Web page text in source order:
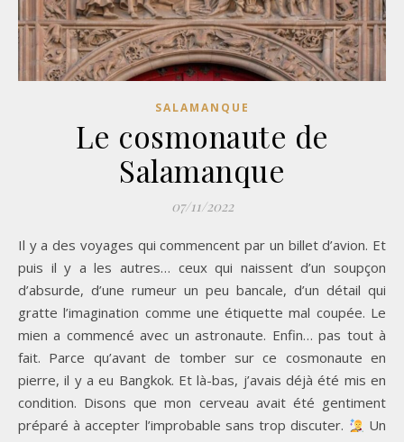
SALAMANQUE
Le cosmonaute de
Salamanque
07/11/2022
Il y a des voyages qui commencent par un billet d’avion. Et
puis il y a les autres… ceux qui naissent d’un soupçon
d’absurde, d’une rumeur un peu bancale, d’un détail qui
gratte l’imagination comme une étiquette mal coupée. Le
mien a commencé avec un astronaute. Enfin… pas tout à
fait. Parce qu’avant de tomber sur ce cosmonaute en
pierre, il y a eu Bangkok. Et là-bas, j’avais déjà été mis en
condition. Disons que mon cerveau avait été gentiment
préparé à accepter l’improbable sans trop discuter.
Un